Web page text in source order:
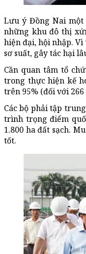
Lưu ý Đồng Nai một
những khu đô thị
hiện đại, hội nhập.
sơ suất, gây tác hại
Cần quan tâm tổ
trong thực hiện kế
trên 95% (đối với
Các bộ phải tập
trình trọng điểm
1.800 ha đất sạch.
tốt.